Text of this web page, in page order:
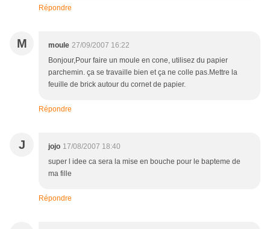
Répondre
M moule 27/09/2007 16:22
Bonjour,Pour faire un moule en cone, utilisez du papier
parchemin. ça se travaille bien et ça ne colle pas.Mettre la
feuille de brick autour du cornet de papier.
Répondre
J jojo 17/08/2007 18:40
super l idee ca sera la mise en bouche pour le bapteme de
ma fille
Répondre